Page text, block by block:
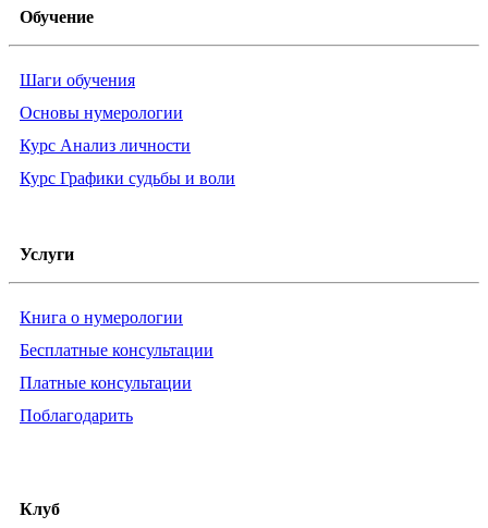
Обучение
Шаги обучения
Основы нумерологии
Курс Анализ личности
Курс Графики судьбы и воли
Услуги
Книга о нумерологии
Бесплатные консультации
Платные консультации
Поблагодарить
Клуб